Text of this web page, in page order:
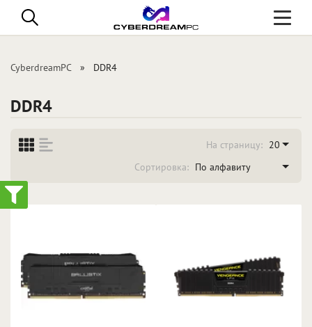
Toggle
CyberdreamPC DDR4
DDR4
На страницу: 20
Сортировка: По алфавиту